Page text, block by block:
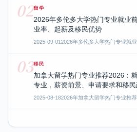
02留学
2026年多伦多大学热门专业就业
业率、起薪及移民优势
2025-09-012026年多伦多大学热门专业就
03移民
加拿大留学热门专业推荐2026：
专业，薪资前景、申请要求和移
2025-08-182026年加拿大留学热门专业推